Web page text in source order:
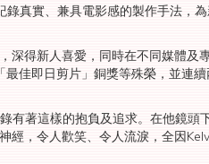
真實、兼具電影感的製作手法，
深得新人喜愛，同時在不同媒體及
佳即日剪片」銅獎等殊榮，並連
著這樣的抱負及追求。在他鏡頭
經，令人歡笑、令人流淚，全因